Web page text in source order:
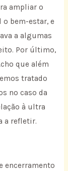
ampliar o
o bem-estar, e
a algumas
Por último,
que além
tratado
no caso da
à ultra
a refletir.
encerramento